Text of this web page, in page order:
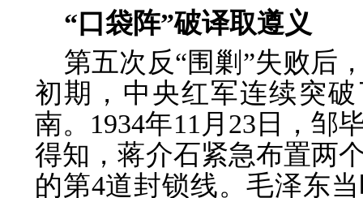
“口袋阵”破译取遵义
第五次反“围剿”失败后
初期，中央红军连续突
南。1934年11月23日，邹
得知，蒋介石紧急布置两
的第4道封锁线。毛泽东